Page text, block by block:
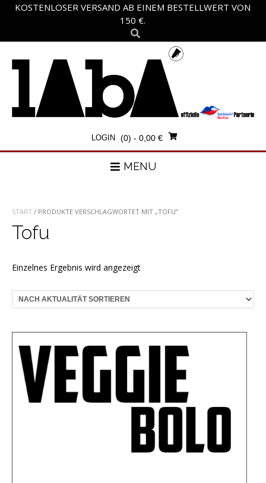
KOSTENLOSER VERSAND AB EINEM BESTELLWERT VON
150 €.
LOGIN (0) - 0,00 €
MENU
START / PRODUKTE VERSCHLAGWORTET MIT „TOFU“
Tofu
Einzelnes Ergebnis wird angezeigt